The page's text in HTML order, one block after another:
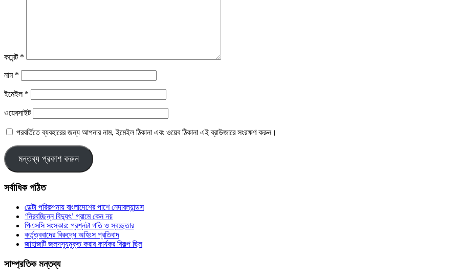
কমেন্ট *
নাম *
ইমেইল *
ওয়েবসাইট
পরবর্তিতে ব্যবহারের জন্য আপনার নাম, ইমেইল ঠিকানা এবং ওয়েব ঠিকানা এই ব্রাউজারে সংরক্ষণ করুন।
সর্বাধিক পঠিত
ডেল্টা পরিকল্পনায় বাংলাদেশের পাশে নেদারল্যান্ডস
‘নিরবচ্ছিন্ন বিদ্যুৎ’ গ্রামে কেন নয়
পিএসসি সংস্কার: প্রশ্নটা গতি ও স্বচ্ছতার
কর্তৃত্ববাদের বিরুদ্ধে অহিংস প্রতিবাদ
জাহাজটি জলদস্যুমুক্ত করার কার্যকর বিকল্প ছিল
সাম্প্রতিক মন্তব্য